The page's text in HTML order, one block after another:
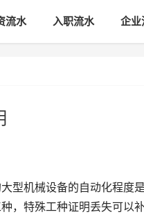
流水 入职流水 企业
型机械设备的自动化程度
，特殊工种证明丢失可以